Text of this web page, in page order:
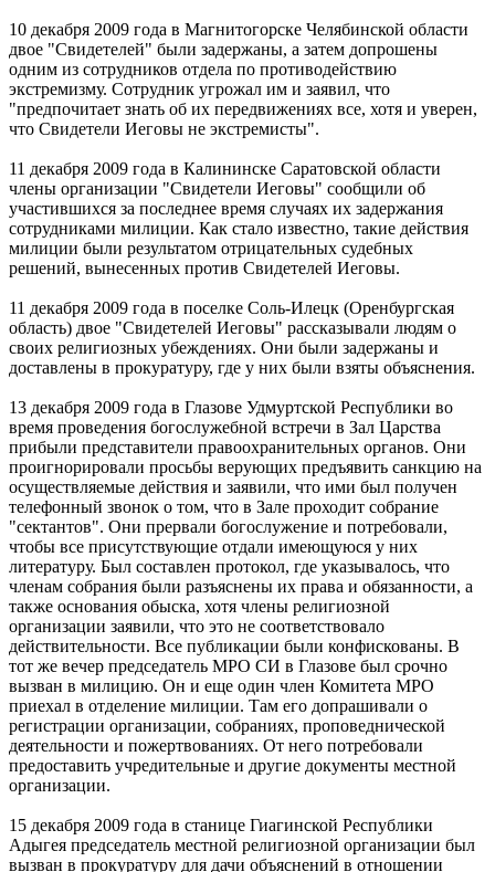
10 декабря 2009 года в Магнитогорске Челябинской области
двое "Свидетелей" были задержаны, а затем допрошены
одним из сотрудников отдела по противодействию
экстремизму. Сотрудник угрожал им и заявил, что
"предпочитает знать об их передвижениях все, хотя и уверен,
что Свидетели Иеговы не экстремисты".
11 декабря 2009 года в Калининске Саратовской области
члены организации "Свидетели Иеговы" сообщили об
участившихся за последнее время случаях их задержания
сотрудниками милиции. Как стало известно, такие действия
милиции были результатом отрицательных судебных
решений, вынесенных против Свидетелей Иеговы.
11 декабря 2009 года в поселке Соль-Илецк (Оренбургская
область) двое "Свидетелей Иеговы" рассказывали людям о
своих религиозных убеждениях. Они были задержаны и
доставлены в прокуратуру, где у них были взяты объяснения.
13 декабря 2009 года в Глазове Удмуртской Республики во
время проведения богослужебной встречи в Зал Царства
прибыли представители правоохранительных органов. Они
проигнорировали просьбы верующих предъявить санкцию на
осуществляемые действия и заявили, что ими был получен
телефонный звонок о том, что в Зале проходит собрание
"сектантов". Они прервали богослужение и потребовали,
чтобы все присутствующие отдали имеющуюся у них
литературу. Был составлен протокол, где указывалось, что
членам собрания были разъяснены их права и обязанности, а
также основания обыска, хотя члены религиозной
организации заявили, что это не соответствовало
действительности. Все публикации были конфискованы. В
тот же вечер председатель МРО СИ в Глазове был срочно
вызван в милицию. Он и еще один член Комитета МРО
приехал в отделение милиции. Там его допрашивали о
регистрации организации, собраниях, проповеднической
деятельности и пожертвованиях. От него потребовали
предоставить учредительные и другие документы местной
организации.
15 декабря 2009 года в станице Гиагинской Республики
Адыгея председатель местной религиозной организации был
вызван в прокуратуру для дачи объяснений в отношении